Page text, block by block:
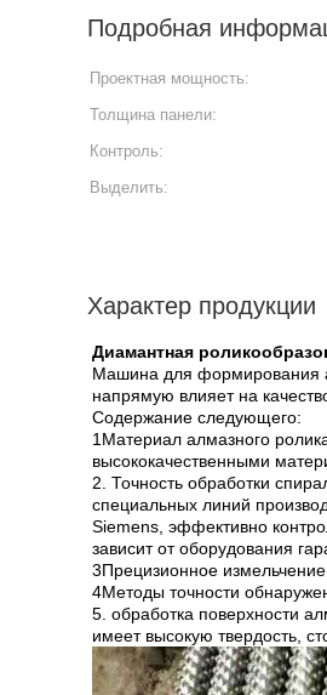
Подробная
Проектная мощность:
Толщина панели:
Контроль:
Выделить:
Характер продукции
Диамантная
Машина для формирования
напрямую влияет на
Содержание следующего:
1Материал алмазного
высококачественными
2. Точность обработки
специальных линий
Siemens, эффективно
зависит от оборудования
3Прецизионное измельчение
4Методы точности
5. обработка поверхности
имеет высокую твердость,